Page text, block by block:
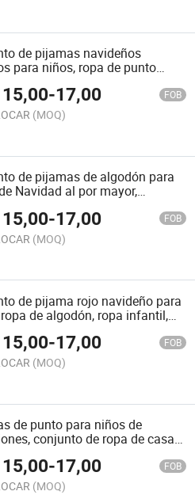
de pijamas navideños
para niños, ropa de punto
para niños, conjunto de pijama,
familiares, pijama
15,00-17,00 FOB
(MOQ)
de pijamas de algodón para
Navidad al por mayor,
para niños, conjunto de
punto suave para el hogar
15,00-17,00 FOB
(MOQ)
de pijama rojo navideño para
de algodón, ropa infantil,
para niños y niñas, conjunto de
estar en casa, conjunto de
15,00-17,00 FOB
(MOQ)
de punto para niños de
conjunto de ropa de casa
ropa de dormir, ropa
ropa de punto, conjunto de
15,00-17,00 FOB
(MOQ)